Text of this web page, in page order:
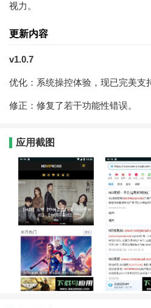
视力。
更新内容
v1.0.7
优化：系统操控体验，现已完美支
修正：修复了若干功能性错误。
应用截图